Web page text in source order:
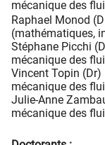
mécanique des
Raphael Monod
(mathématiques,
Stéphane Picchi
mécanique des
Vincent Topin (Dr)
mécanique des
Julie-Anne
mécanique des